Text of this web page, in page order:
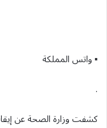
▪︎ واتس المملكة
.
كشفت وزارة الصحة عن